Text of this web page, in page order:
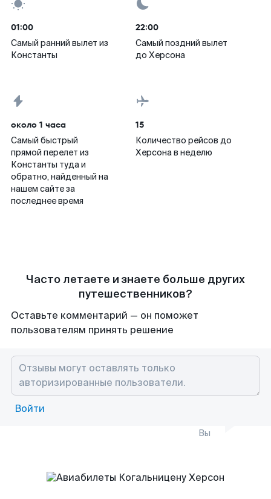
01:00
Самый ранний вылет из
Константы
22:00
Самый поздний вылет
до Херсона
около 1 часа
Самый быстрый
прямой перелет из
Константы туда и
обратно, найденный на
нашем сайте за
последнее время
15
Количество рейсов до
Херсона в неделю
Часто летаете и знаете больше других
путешественников?
Оставьте комментарий — он поможет
пользователям принять решение
Войти
Вы